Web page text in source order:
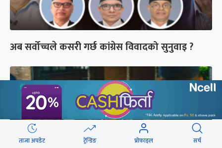
अब सर्वोच्चले कसरी गर्छ कांग्रेस विवादको सुनुवाइ ?
ताजा अपडेट ट्रेन्डिङ प्रोफाइल सर्च